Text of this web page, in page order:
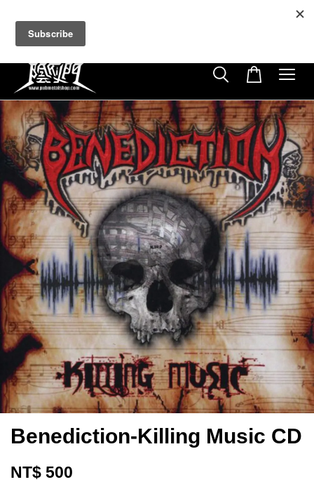
Benediction-Killing Music CD
NT$ 500